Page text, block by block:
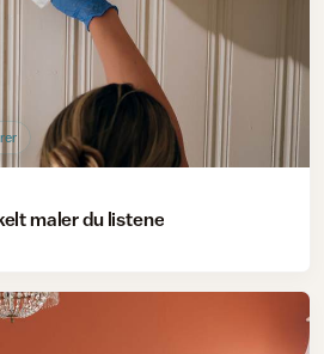
maler du listene